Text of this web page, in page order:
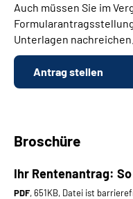
Auch müssen Sie im
Unterlagen nachreichen.
Antrag stellen
Broschüre
Ihr Rentenantrag:
PDF, 651KB, Datei ist